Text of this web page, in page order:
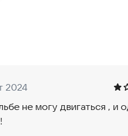
и монстры с необычными
2024
не могу двигаться , и